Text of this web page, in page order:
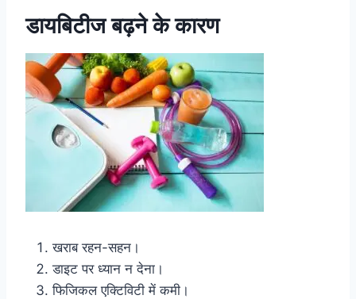
डायबिटीज बढ़ने के कारण
खराब रहन-सहन।
डाइट पर ध्यान न देना।
फिजिकल एक्टिविटी में कमी।